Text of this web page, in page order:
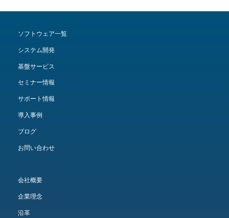
ソフトウェア一覧
システム開発
基盤サービス
セミナー情報
サポート情報
導入事例
ブログ
お問い合わせ
会社概要
企業理念
沿革